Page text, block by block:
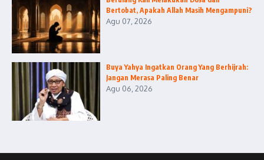
Bertobat, Apakah Allah Masih Mengampuni?
Agu 07, 2026
Buya Yahya Ingatkan Orang Yang Berhijrah:
Jangan Merasa Paling Benar
Agu 06, 2026